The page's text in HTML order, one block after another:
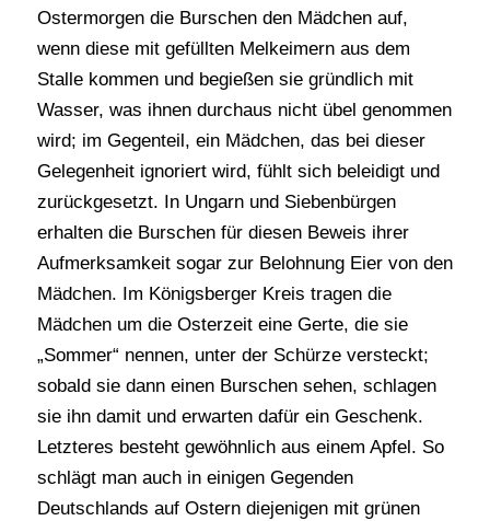
Ostermorgen die Burschen den Mädchen auf,
wenn diese mit gefüllten Melkeimern aus dem
Stalle kommen und begießen sie gründlich mit
Wasser, was ihnen durchaus nicht übel genommen
wird; im Gegenteil, ein Mädchen, das bei dieser
Gelegenheit ignoriert wird, fühlt sich beleidigt und
zurückgesetzt. In Ungarn und Siebenbürgen
erhalten die Burschen für diesen Beweis ihrer
Aufmerksamkeit sogar zur Belohnung Eier von den
Mädchen. Im Königsberger Kreis tragen die
Mädchen um die Osterzeit eine Gerte, die sie
„Sommer“ nennen, unter der Schürze versteckt;
sobald sie dann einen Burschen sehen, schlagen
sie ihn damit und erwarten dafür ein Geschenk.
Letzteres besteht gewöhnlich aus einem Apfel. So
schlägt man auch in einigen Gegenden
Deutschlands auf Ostern diejenigen mit grünen